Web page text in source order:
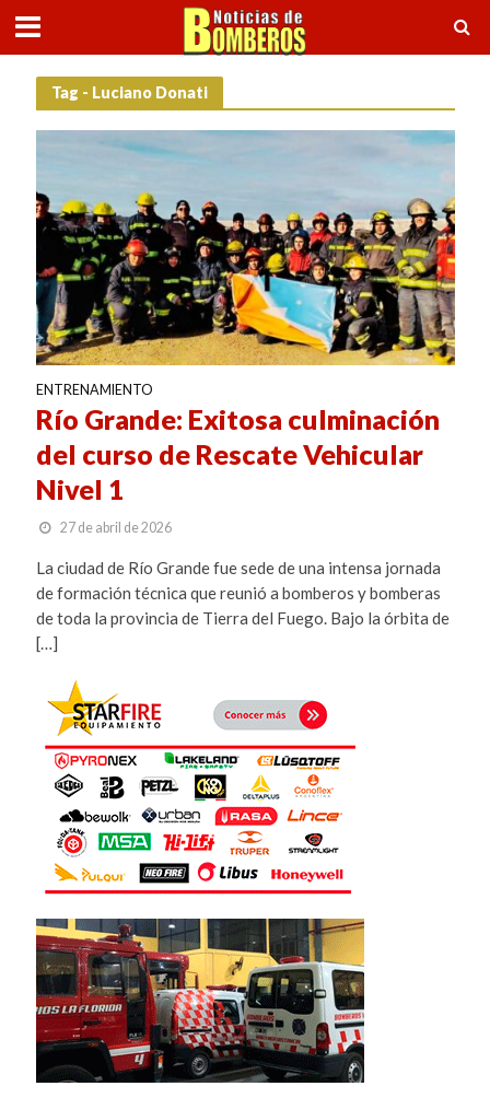
Tag - Luciano Donati
ENTRENAMIENTO
Río Grande: Exitosa culminación
del curso de Rescate Vehicular
Nivel 1
27 de abril de 2026
La ciudad de Río Grande fue sede de una intensa jornada
de formación técnica que reunió a bomberos y bomberas
de toda la provincia de Tierra del Fuego. Bajo la órbita de
[…]